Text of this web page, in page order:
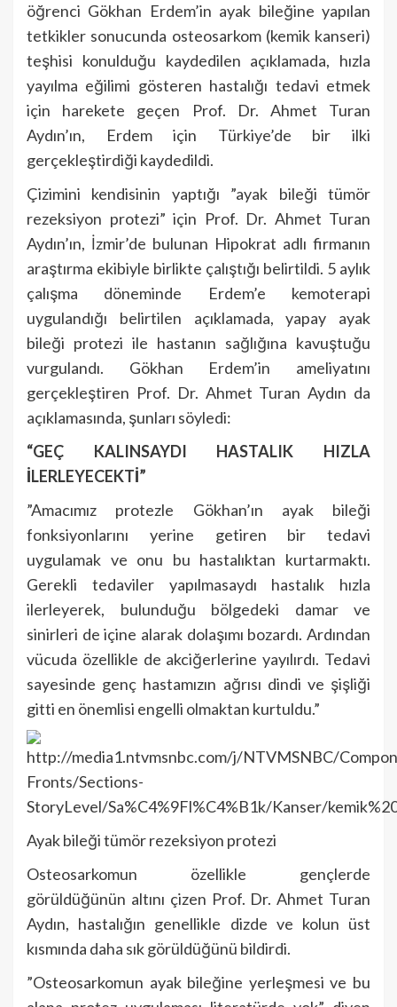
öğrenci Gökhan Erdem’in ayak bileğine yapılan
tetkikler sonucunda osteosarkom (kemik kanseri)
teşhisi konulduğu kaydedilen açıklamada, hızla
yayılma eğilimi gösteren hastalığı tedavi etmek
için harekete geçen Prof. Dr. Ahmet Turan
Aydın’ın, Erdem için Türkiye’de bir ilki
gerçekleştirdiği kaydedildi.
Çizimini kendisinin yaptığı ”ayak bileği tümör
rezeksiyon protezi” için Prof. Dr. Ahmet Turan
Aydın’ın, İzmir’de bulunan Hipokrat adlı firmanın
araştırma ekibiyle birlikte çalıştığı belirtildi. 5 aylık
çalışma döneminde Erdem’e kemoterapi
uygulandığı belirtilen açıklamada, yapay ayak
bileği protezi ile hastanın sağlığına kavuştuğu
vurgulandı. Gökhan Erdem’in ameliyatını
gerçekleştiren Prof. Dr. Ahmet Turan Aydın da
açıklamasında, şunları söyledi:
“GEÇ KALINSAYDI HASTALIK HIZLA
İLERLEYECEKTİ”
”Amacımız protezle Gökhan’ın ayak bileği
fonksiyonlarını yerine getiren bir tedavi
uygulamak ve onu bu hastalıktan kurtarmaktı.
Gerekli tedaviler yapılmasaydı hastalık hızla
ilerleyerek, bulunduğu bölgedeki damar ve
sinirleri de içine alarak dolaşımı bozardı. Ardından
vücuda özellikle de akciğerlerine yayılırdı. Tedavi
sayesinde genç hastamızın ağrısı dindi ve şişliği
gitti en önemlisi engelli olmaktan kurtuldu.”
Ayak bileği tümör rezeksiyon protezi
Osteosarkomun özellikle gençlerde
görüldüğünün altını çizen Prof. Dr. Ahmet Turan
Aydın, hastalığın genellikle dizde ve kolun üst
kısmında daha sık görüldüğünü bildirdi.
”Osteosarkomun ayak bileğine yerleşmesi ve bu